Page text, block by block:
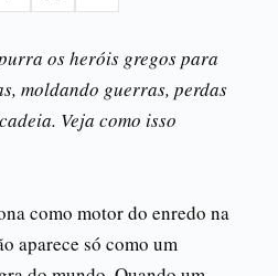
os heróis gregos para
moldando guerras, perdas
Veja como isso
como motor do enredo na
aparece só como um